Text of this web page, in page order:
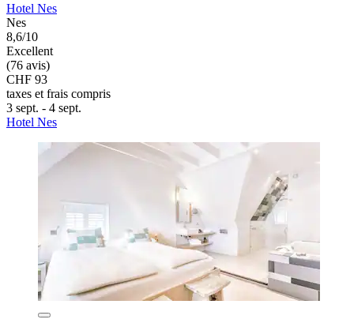
Hotel Nes
Nes
8,6/10
Excellent
(76 avis)
CHF 93
taxes et frais compris
3 sept. - 4 sept.
Hotel Nes